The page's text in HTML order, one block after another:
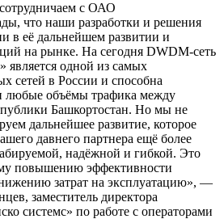
с ОАО
что наши разработки и решения
в её дальнейшем развитии и
на рынке. На сегодня DWDM-сеть
одной из самых
сетей в России и способна
любые объёмы трафика между
Башкортостан. Но мы не
дальнейшее развитие, которое
давнего партнера ещё более
надёжной и гибкой. Это
повышению эффективности
затрат на эксплуатацию», —
заместитель директора
системс» по работе с операторами